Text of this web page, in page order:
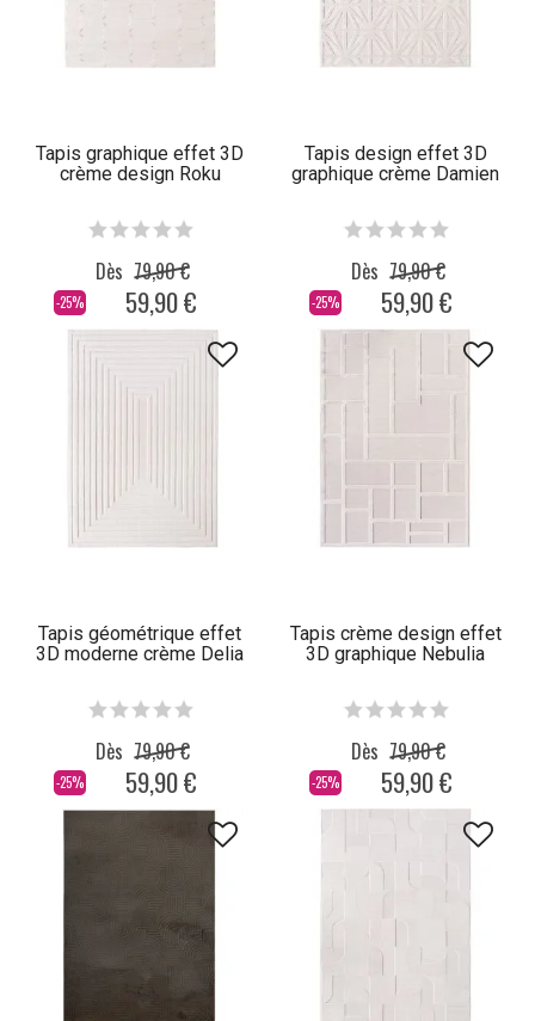
Tapis graphique effet 3D
crème design Roku
-25%
Dès 79,90 €
59,90 €
Tapis design effet 3D
graphique crème Damien
-25%
Dès 79,90 €
59,90 €
Tapis géométrique effet
3D moderne crème Delia
-25%
Dès 79,90 €
59,90 €
Tapis crème design effet
3D graphique Nebulia
-25%
Dès 79,90 €
59,90 €